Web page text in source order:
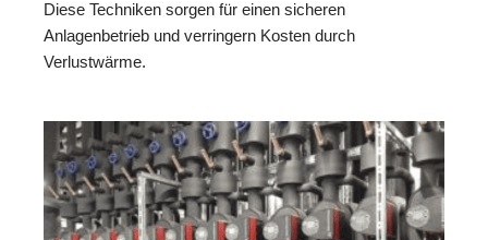
Diese Techniken sorgen für einen sicheren
Anlagenbetrieb und verringern Kosten durch
Verlustwärme.